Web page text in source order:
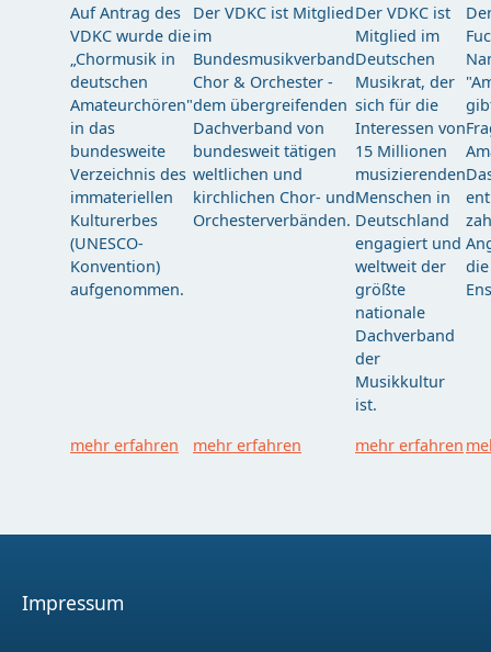
Auf Antrag des
VDKC wurde die
„Chormusik in
deutschen
Amateurchören"
in das
bundesweite
Verzeichnis des
immateriellen
Kulturerbes
(UNESCO-
Konvention)
aufgenommen.
mehr erfahren
Der VDKC ist Mitglied
im
Bundesmusikverband
Chor & Orchester -
dem übergreifenden
Dachverband von
bundesweit tätigen
weltlichen und
kirchlichen Chor- und
Orchesterverbänden.
mehr erfahren
Der VDKC ist
Mitglied im
Deutschen
Musikrat, der
sich für die
Interessen von
15 Millionen
musizierenden
Menschen in
Deutschland
engagiert und
weltweit der
größte
nationale
Dachverband
der
Musikkultur
ist.
mehr erfahren
die
Impressum